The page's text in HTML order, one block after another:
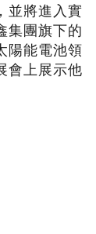
並將進入實
集團旗下的
陽能電池領
會上展示他